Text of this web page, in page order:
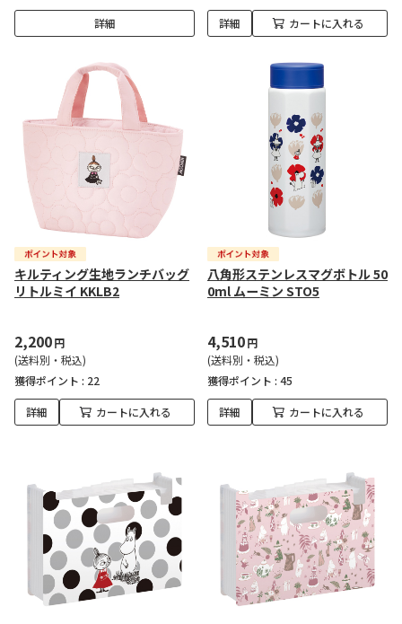
詳細 詳細 カートに入れる
キルティング生地ランチバッグ
リトルミイ KKLB2
2,200円
(送料別・税込)
獲得ポイント : 22
詳細 カートに入れる
八角形ステンレスマグボトル 50
0ml ムーミン STO5
4,510円
(送料別・税込)
獲得ポイント : 45
詳細 カートに入れる